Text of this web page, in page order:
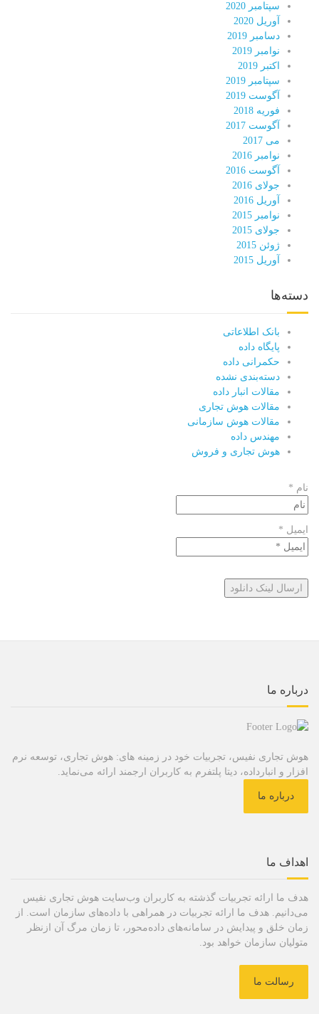
سپتامبر 2020
آوریل 2020
دسامبر 2019
نوامبر 2019
اکتبر 2019
سپتامبر 2019
آگوست 2019
فوریه 2018
آگوست 2017
می 2017
نوامبر 2016
آگوست 2016
جولای 2016
آوریل 2016
نوامبر 2015
جولای 2015
ژوئن 2015
آوریل 2015
دسته‌ها
بانک اطلاعاتی
پایگاه داده
حکمرانی داده
دسته‌بندی نشده
مقالات انبار داده
مقالات هوش تجاری
مقالات هوش سازمانی
مهندس داده
هوش تجاری و فروش
نام *
ایمیل *
درباره ما
هوش تجاری نفیس، تجربیات خود در زمینه های: هوش تجاری، توسعه نرم
افزار و انبارداده، دیتا پلتفرم به کاربران ارجمند ارائه می‌نماید.
درباره ما
اهداف ما
هدف ما ارائه تجربیات گذشته به کاربران وب‌سایت هوش تجاری نفیس
می‌دانیم. هدف ما ارائه تجربیات در همراهی با داده‌های سازمان است. از
زمان خلق و پیدایش در سامانه‌های داده‌محور، تا زمان مرگ آن ازنظر
متولیان سازمان خواهد بود.
رسالت ما